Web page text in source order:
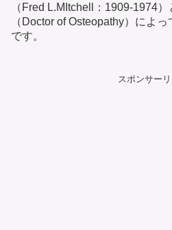
（Fred L.MItchell：1909-1974
（Doctor of Osteopathy）によ
です。
スポンサー